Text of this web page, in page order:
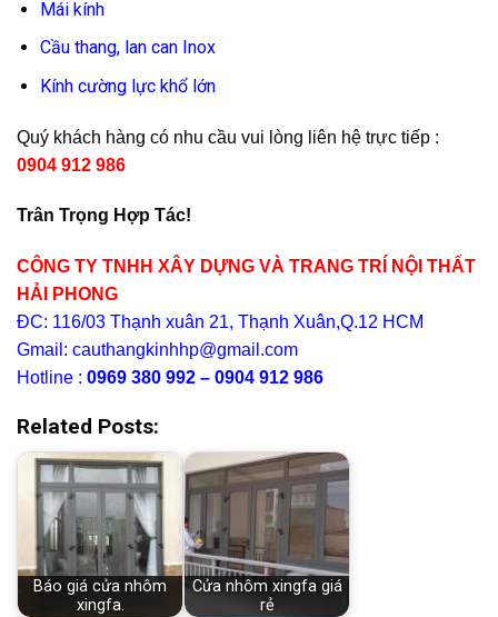
Mái kính
Cầu thang, lan can Inox
Kính cường lực khổ lớn
Quý khách hàng có nhu cầu vui lòng liên hệ trực tiếp :
0904 912 986
Trân Trọng Hợp Tác!
CÔNG TY TNHH XÂY DỰNG VÀ TRANG TRÍ NỘI THẤT
HẢI PHONG
ĐC: 116/03 Thạnh xuân 21, Thạnh Xuân,Q.12 HCM
Gmail: cauthangkinhhp@gmail.com
Hotline : 0969 380 992 – 0904 912 986
Related Posts:
Báo giá cửa nhôm
xingfa.
Cửa nhôm xingfa giá
rẻ